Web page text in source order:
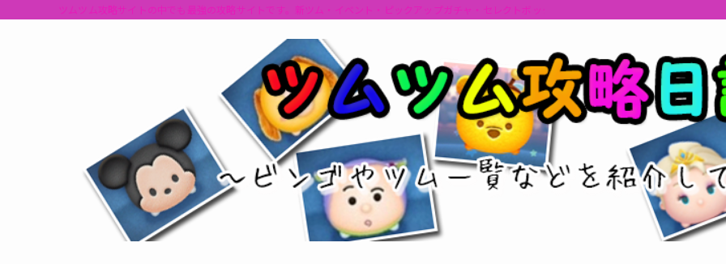
ツムツム攻略サイトの中でも最強の攻略サイトです。新ツム・イベント・ピックアップガチャ・セレクトボックスの情報を最速で提供しビンゴの